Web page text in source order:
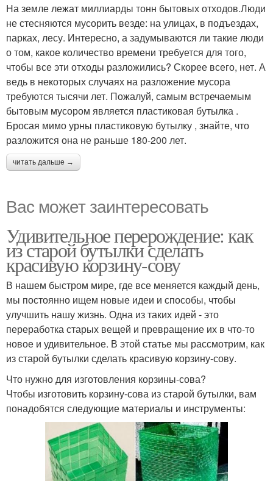
На земле лежат миллиарды тонн бытовых отходов.Люди
не стесняются мусорить везде: на улицах, в подъездах,
парках, лесу. Интересно, а задумываются ли такие люди
о том, какое количество времени требуется для того,
чтобы все эти отходы разложились? Скорее всего, нет. А
ведь в некоторых случаях на разложение мусора
требуются тысячи лет. Пожалуй, самым встречаемым
бытовым мусором является пластиковая бутылка .
Бросая мимо урны пластиковую бутылку , знайте, что
разложится она не раньше 180-200 лет.
читать дальше →
Вас может заинтересовать
Удивительное перерождение: как
из старой бутылки сделать
красивую корзину-сову
В нашем быстром мире, где все меняется каждый день,
мы постоянно ищем новые идеи и способы, чтобы
улучшить нашу жизнь. Одна из таких идей - это
переработка старых вещей и превращение их в что-то
новое и удивительное. В этой статье мы рассмотрим, как
из старой бутылки сделать красивую корзину-сову.
Что нужно для изготовления корзины-сова?
Чтобы изготовить корзину-сова из старой бутылки, вам
понадобятся следующие материалы и инструменты: